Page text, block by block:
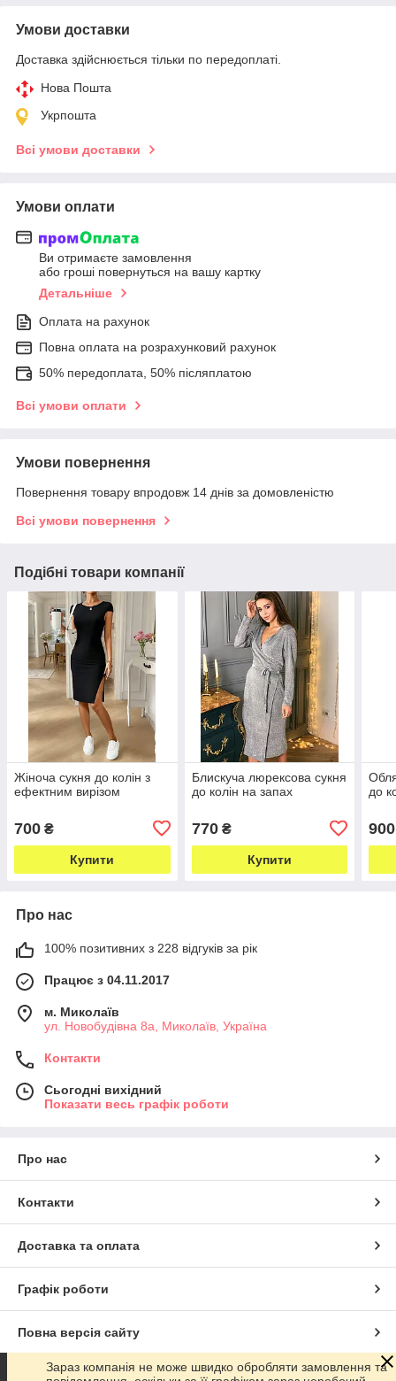
Умови доставки
Доставка здійснюється тільки по передоплаті.
Нова Пошта
Укрпошта
Всі умови доставки
Умови оплати
Ви отримаєте замовлення
або гроші повернуться на вашу картку
Детальніше
Оплата на рахунок
Повна оплата на розрахунковий рахунок
50% передоплата, 50% післяплатою
Всі умови оплати
Умови повернення
Повернення товару впродовж 14 днів за домовленістю
Всі умови повернення
Подібні товари компанії
Жіноча сукня до колін з
ефектним вирізом
700 ₴
Купити
Блискуча люрексова сукня
до колін на запах
770₴
Купити
до
900
Про нас
100% позитивних з 228 відгуків за рік
Працює з 04.11.2017
м. Миколаїв
ул. Новобудівна 8а, Миколаїв, Україна
Контакти
Сьогодні вихідний
Показати весь графік роботи
Про нас
Контакти
Доставка та оплата
Графік роботи
Повна версія сайту
Сайт створено на маркетплейсіProm.ua
Зараз компанія не може швидко обробляти замовлення та